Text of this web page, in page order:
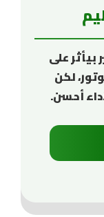
على
لكن
أحسن.